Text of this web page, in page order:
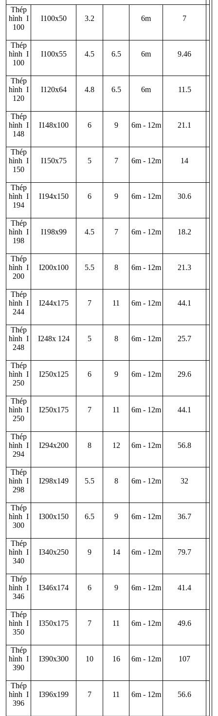
Thép
hình I
100
I100x50 3.2 6m 7
Thép
hình I
100
I100x55 4.5 6.5 6m 9.46
Thép
hình I
120
I120x64 4.8 6.5 6m 11.5
Thép
hình I
148
I148x100 6 9 6m - 12m 21.1
Thép
hình I
150
I150x75 5 7 6m - 12m 14
Thép
hình I
194
I194x150 6 9 6m - 12m 30.6
Thép
hình I
198
I198x99 4.5 7 6m - 12m 18.2
Thép
hình I
200
I200x100 5.5 8 6m - 12m 21.3
Thép
hình I
244
I244x175 7 11 6m - 12m 44.1
Thép
hình I
248
I248x 124 5 8 6m - 12m 25.7
Thép
hình I
250
I250x125 6 9 6m - 12m 29.6
Thép
hình I
250
I250x175 7 11 6m - 12m 44.1
Thép
hình I
294
I294x200 8 12 6m - 12m 56.8
Thép
hình I
298
I298x149 5.5 8 6m - 12m 32
Thép
hình I
300
I300x150 6.5 9 6m - 12m 36.7
Thép
hình I
340
I340x250 9 14 6m - 12m 79.7
Thép
hình I
346
I346x174 6 9 6m - 12m 41.4
Thép
hình I
350
I350x175 7 11 6m - 12m 49.6
Thép
hình I
390
I390x300 10 16 6m - 12m 107
Thép
hình I
396
I396x199 7 11 6m - 12m 56.6